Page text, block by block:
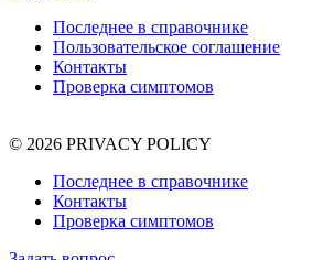
Последнее в справочнике
Пользовательское соглашение
Контакты
Проверка симптомов
© 2026 PRIVACY POLICY
Последнее в справочнике
Контакты
Проверка симптомов